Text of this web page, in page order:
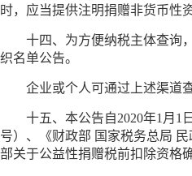
时，应当提供注明捐赠非货币性
十四、为方便纳税主体查询
织名单公告。
企业或个人可通过上述渠道
十五、本公告自2020年1月1
号）、《财政部 国家税务总局
部关于公益性捐赠税前扣除资格